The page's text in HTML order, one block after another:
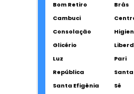
Bom Retiro
Brás
Cambuci
Consolação
Glicério
Luz
Pari
República
Santa Efigênia
Sé